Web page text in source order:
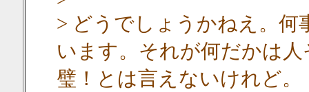
> どうでしょうかねえ。
います。それが何だかは
璧！とは言えないけれど。